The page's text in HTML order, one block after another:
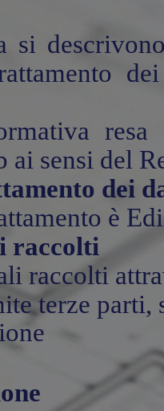
si
ai sensi del
dei
è
raccolti
raccolti
terze parti,